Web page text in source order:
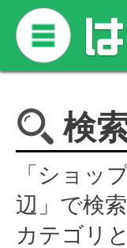
検
「ショッ
辺」で検
カテゴリ